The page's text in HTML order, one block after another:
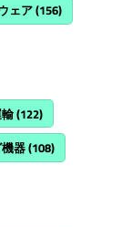
ェア(156)
(122)
器(108)